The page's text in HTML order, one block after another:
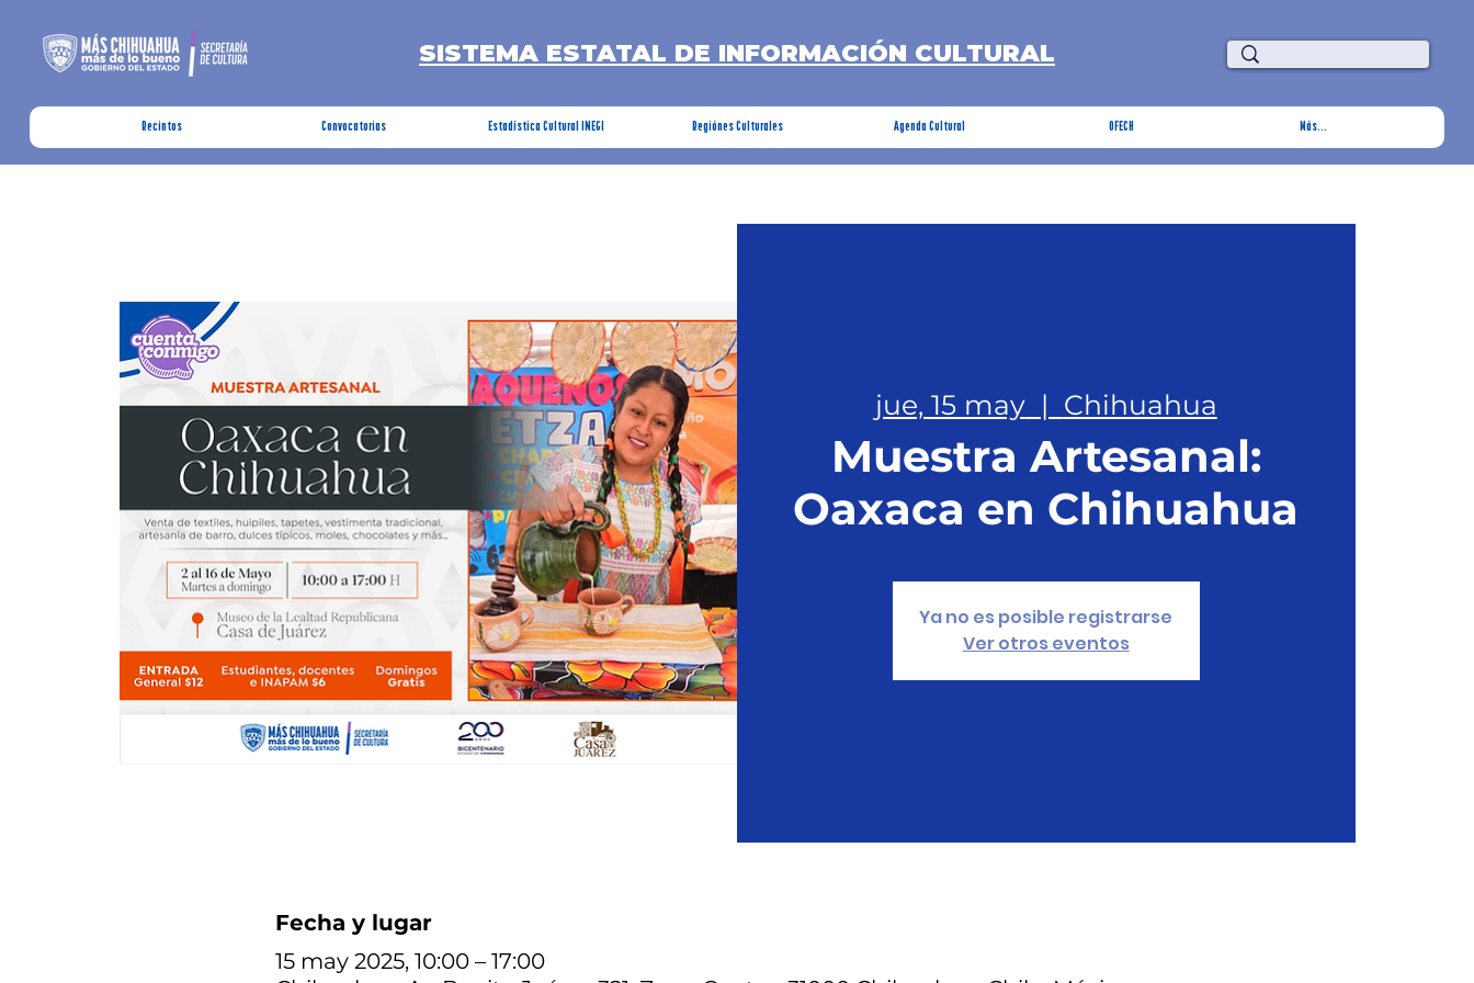
SISTEMA ESTATAL DE INFORMACIÓN CULTURAL
Recintos Convocatorias Estadística Cultural INEGI Regiónes Culturales Agenda Cultural OFECH Más...
jue, 15 may
  |
Chihuahua
Muestra Artesanal:
Oaxaca en Chihuahua
Ya no es posible registrarse
Ver otros eventos
Fecha y lugar
15 may 2025, 10:00 – 17:00